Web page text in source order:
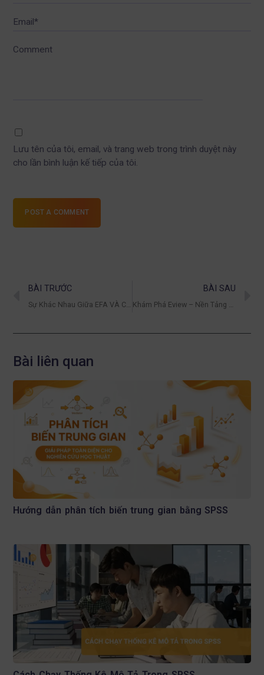
Email*
Comment
Lưu tên của tôi, email, và trang web trong trình duyệt này
cho lần bình luận kế tiếp của tôi.
POST A COMMENT
BÀI TRƯỚC BÀI SAU
Bài liên quan
Hướng dẫn phân tích biến trung gian bằng SPSS